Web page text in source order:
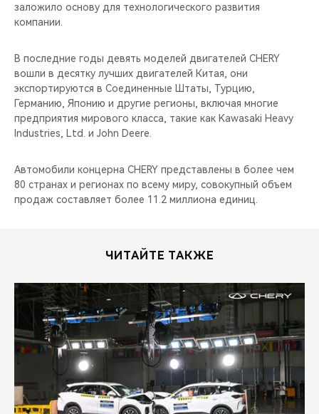
заложило основу для технологического развития
компании.
В последние годы девять моделей двигателей CHERY
вошли в десятку лучших двигателей Китая, они
экспортируются в Соединенные Штаты, Турцию,
Германию, Японию и другие регионы, включая многие
предприятия мирового класса, такие как Kawasaki Heavy
Industries, Ltd. и John Deere.
Автомобили концерна CHERY представлены в более чем
80 странах и регионах по всему миру, совокупный объем
продаж составляет более 11.2 миллиона единиц.
ЧИТАЙТЕ ТАКЖЕ